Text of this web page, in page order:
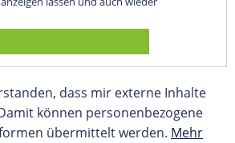
dass mir externe Inhalte
können personenbezogene
übermittelt werden. Mehr